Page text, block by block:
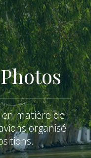
matière de
organisé